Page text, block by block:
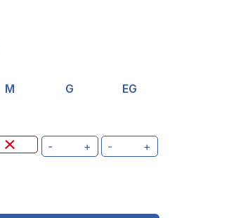
M G EG
- + - +